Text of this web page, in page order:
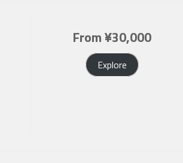
From¥30,000
Explore